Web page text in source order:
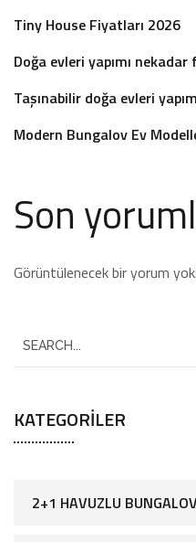
Tiny House Fiyatları 2026
Doğa evleri yapımı
Taşınabilir doğa evleri
Modern Bungalov Ev
Son
Görüntülenecek bir yorum yok.
KATEGORILER
2+1 HAVUZLU